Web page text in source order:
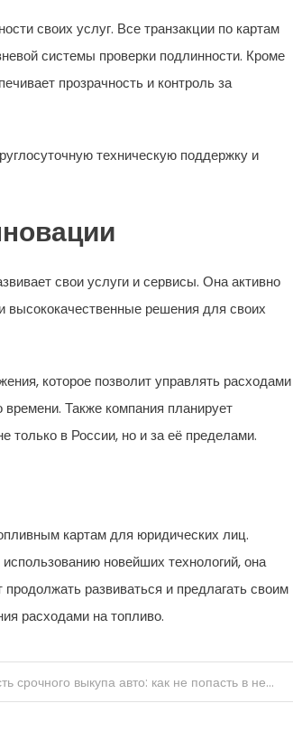
своих услуг. Все транзакции по картам
системы проверки подлинности. Кроме
прозрачность и контроль за
техническую поддержку и
свои услуги и сервисы. Она активно
высококачественные решения для своих
которое позволит управлять расходами
Также компания планирует
только в России, но и за её пределами.
картам для юридических лиц.
новейших технологий, она
развиваться и предлагать своим
расходами на топливо.
Важность срочного выкупа авто: как не попасть в неприятную ситуацию